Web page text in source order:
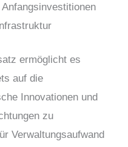
ermöglicht es
auf die
Innovationen und
zu
Verwaltungsaufwand